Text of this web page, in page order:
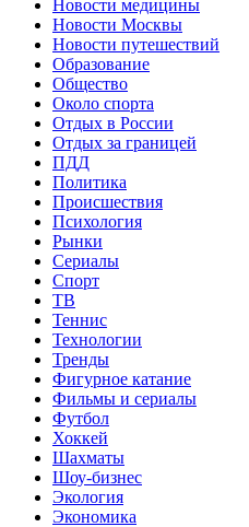
Новости медицины
Новости Москвы
Новости путешествий
Образование
Общество
Около спорта
Отдых в России
Отдых за границей
ПДД
Политика
Происшествия
Психология
Рынки
Сериалы
Спорт
ТВ
Теннис
Технологии
Тренды
Фигурное катание
Фильмы и сериалы
Футбол
Хоккей
Шахматы
Шоу-бизнес
Экология
Экономика